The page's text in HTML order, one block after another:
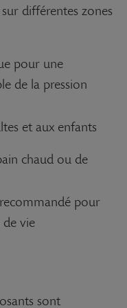
différentes zones
pour une
de la pression
et aux enfants
chaud ou de
pour
vie
sont